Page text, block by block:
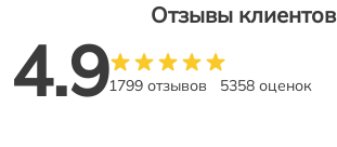
Отзывы клиентов
4.91799 отзывов 5358 оценок